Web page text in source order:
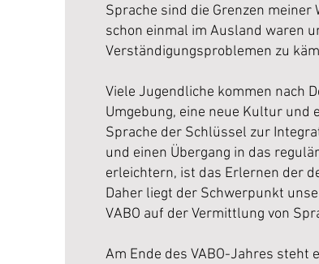
Sprache sind die Grenzen meiner
schon einmal im Ausland waren
Verständigungsproblemen zu
Viele Jugendliche kommen nach
Umgebung, eine neue Kultur und
Sprache der Schlüssel zur
und einen Übergang in das
erleichtern, ist das Erlernen der
Daher liegt der Schwerpunkt
VABO auf der Vermittlung von
Am Ende des VABO-Jahres steht